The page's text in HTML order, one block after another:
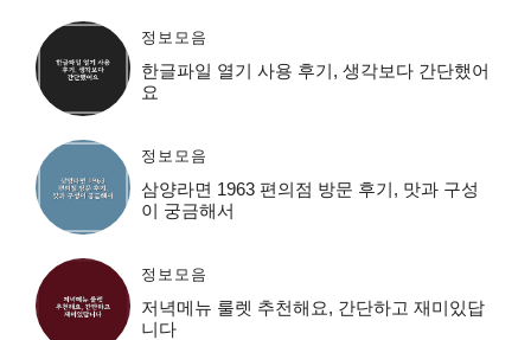
정보모음
한글파일 열기 사용 후기, 생각보다 간단했어
요
정보모음
삼양라면 1963 편의점 방문 후기, 맛과 구성
이 궁금해서
정보모음
저녁메뉴 룰렛 추천해요, 간단하고 재미있답
니다